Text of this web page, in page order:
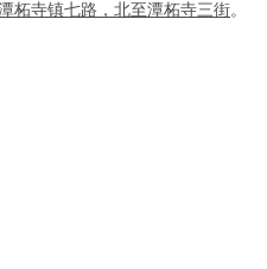
柘寺镇七路，北至潭柘寺三街。